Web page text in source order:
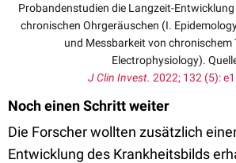
Probandenstudien die Langzeit-
chronischen Ohrgeräuschen (I.
und Messbarkeit von chronischem
Electrophysiology).
J Clin Invest. 2022; 132 (5):
Noch einen Schritt weiter
Die Forscher wollten zusätzlich
Entwicklung des Krankheitsbilds